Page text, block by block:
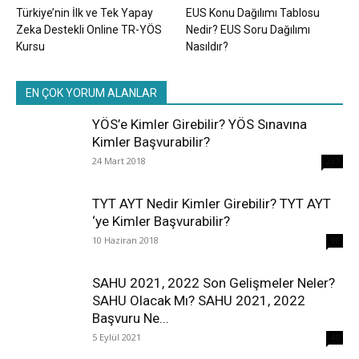
Türkiye’nin İlk ve Tek Yapay
Zeka Destekli Online TR-YÖS
Kursu
EUS Konu Dağılımı Tablosu
Nedir? EUS Soru Dağılımı
Nasıldır?
EN ÇOK YORUM ALANLAR
YÖS’e Kimler Girebilir? YÖS Sınavına
Kimler Başvurabilir?
24 Mart 2018
TYT AYT Nedir Kimler Girebilir? TYT AYT
‘ye Kimler Başvurabilir?
10 Haziran 2018
SAHU 2021, 2022 Son Gelişmeler Neler?
SAHU Olacak Mı? SAHU 2021, 2022
Başvuru Ne...
5 Eylül 2021